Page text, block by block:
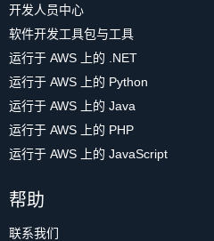
开发人员中心
软件开发工具包与工具
运行于 AWS 上的 .NET
运行于 AWS 上的 Python
运行于 AWS 上的 Java
运行于 AWS 上的 PHP
运行于 AWS 上的 JavaScript
帮助
联系我们